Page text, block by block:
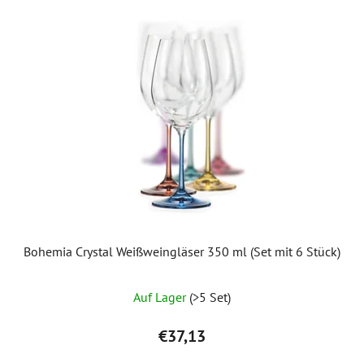
Bohemia Crystal Weißweingläser 350 ml (Set mit 6 Stück)
Auf Lager (>5 Set)
€37,13